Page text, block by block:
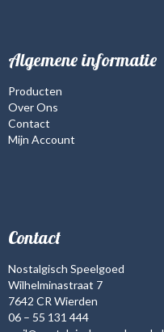
Algemene informatie
Producten
Over Ons
Contact
Mijn Account
Contact
Nostalgisch Speelgoed
Wilhelminastraat 7
7642 CR Wierden
06 – 55 131 444